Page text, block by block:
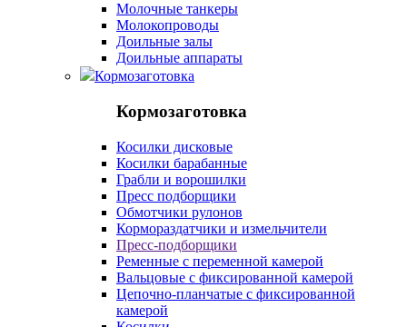
Молочные танкеры
Молокопроводы
Доильные залы
Доильные аппараты
Кормозаготовка
Кормозаготовка
Косилки дисковые
Косилки барабанные
Грабли и ворошилки
Пресс подборщики
Обмотчики рулонов
Кормораздатчики и измельчители
Пресс-подборщики
Ременные с переменной камерой
Вальцовые с фиксированной камерой
Цепочно-планчатые с фиксированной
камерой